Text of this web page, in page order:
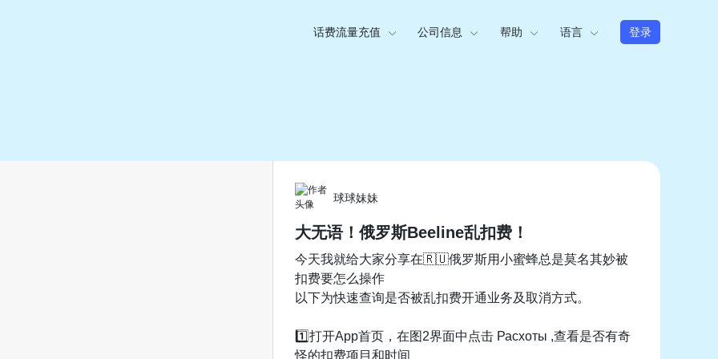
话费流量充值 公司信息 帮助 语言 登录
球球妹妹
大无语！俄罗斯Beeline乱扣费！
今天我就给大家分享在🇷🇺俄罗斯用小蜜蜂总是莫名其妙被
扣费要怎么操作
以下为快速查询是否被乱扣费开通业务及取消方式。
1️⃣打开App首页，在图2界面中点击 Расхоты ,查看是否有奇
怪的扣费项目和时间